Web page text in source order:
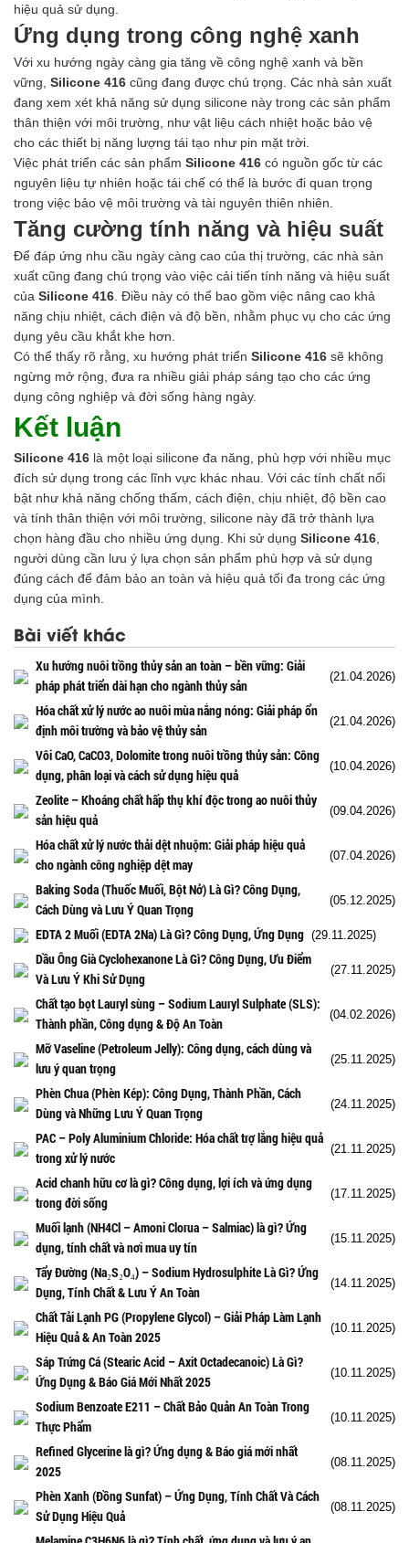
hiệu quả sử dụng.
Ứng dụng trong công nghệ xanh
Với xu hướng ngày càng gia tăng về công nghệ xanh và bền
vững, Silicone 416 cũng đang được chú trọng. Các nhà sản xuất
đang xem xét khả năng sử dụng silicone này trong các sản phẩm
thân thiện với môi trường, như vật liệu cách nhiệt hoặc bảo vệ
cho các thiết bị năng lượng tái tạo như pin mặt trời.
Việc phát triển các sản phẩm Silicone 416 có nguồn gốc từ các
nguyên liệu tự nhiên hoặc tái chế có thể là bước đi quan trọng
trong việc bảo vệ môi trường và tài nguyên thiên nhiên.
Tăng cường tính năng và hiệu suất
Để đáp ứng nhu cầu ngày càng cao của thị trường, các nhà sản
xuất cũng đang chú trọng vào việc cải tiến tính năng và hiệu suất
của Silicone 416 . Điều này có thể bao gồm việc nâng cao khả
năng chịu nhiệt, cách điện và độ bền, nhằm phục vụ cho các ứng
dụng yêu cầu khắt khe hơn.
Có thể thấy rõ rằng, xu hướng phát triển Silicone 416 sẽ không
ngừng mở rộng, đưa ra nhiều giải pháp sáng tạo cho các ứng
dụng công nghiệp và đời sống hàng ngày.
Kết luận
Silicone 416 là một loại silicone đa năng, phù hợp với nhiều mục
đích sử dụng trong các lĩnh vực khác nhau. Với các tính chất nổi
bật như khả năng chống thấm, cách điện, chịu nhiệt, độ bền cao
và tính thân thiện với môi trường, silicone này đã trở thành lựa
chọn hàng đầu cho nhiều ứng dụng. Khi sử dụng Silicone 416
người dùng cần lưu ý lựa chọn sản phẩm phù hợp và sử dụng
đúng cách để đảm bảo an toàn và hiệu quả tối đa trong các ứng
dụng của mình.
Bài viết khác
Xu hướng nuôi trồng thủy sản an toàn – bền vững: Giải
pháp phát triển dài hạn cho ngành thủy sản
(21.04.2026)
Hóa chất xử lý nước ao nuôi mùa nắng nóng: Giải pháp ổn
định môi trường và bảo vệ thủy sản
(21.04.2026)
Vôi CaO, CaCO3, Dolomite trong nuôi trồng thủy sản: Công
dụng, phân loại và cách sử dụng hiệu quả
(10.04.2026)
Zeolite – Khoáng chất hấp thụ khí độc trong ao nuôi thủy
sản hiệu quả
(09.04.2026)
Hóa chất xử lý nước thải dệt nhuộm: Giải pháp hiệu quả
cho ngành công nghiệp dệt may
(07.04.2026)
Baking Soda (Thuốc Muối, Bột Nở) Là Gì? Công Dụng,
Cách Dùng và Lưu Ý Quan Trọng
(05.12.2025)
EDTA 2 Muối (EDTA 2Na) Là Gì? Công Dụng, Ứng Dụng (29.11.2025)
Dầu Ông Già Cyclohexanone Là Gì? Công Dụng, Ưu Điểm
Và Lưu Ý Khi Sử Dụng
(27.11.2025)
Chất tạo bọt Lauryl sùng – Sodium Lauryl Sulphate (SLS):
Thành phần, Công dụng & Độ An Toàn
(04.02.2026)
Mỡ Vaseline (Petroleum Jelly): Công dụng, cách dùng và
lưu ý quan trọng
(25.11.2025)
Phèn Chua (Phèn Kép): Công Dụng, Thành Phần, Cách
Dùng và Những Lưu Ý Quan Trọng
(24.11.2025)
PAC – Poly Aluminium Chloride: Hóa chất trợ lắng hiệu quả
trong xử lý nước
(21.11.2025)
Acid chanh hữu cơ là gì? Công dụng, lợi ích và ứng dụng
trong đời sống
(17.11.2025)
Muối lạnh (NH4Cl – Amoni Clorua – Salmiac) là gì? Ứng
dụng, tính chất và nơi mua uy tín
(15.11.2025)
Tẩy Đường (Na₂S₂O₄) – Sodium Hydrosulphite Là Gì? Ứng
Dụng, Tính Chất & Lưu Ý An Toàn
(14.11.2025)
Chất Tải Lạnh PG (Propylene Glycol) – Giải Pháp Làm Lạnh
Hiệu Quả & An Toàn 2025
(10.11.2025)
Sáp Trứng Cá (Stearic Acid – Axit Octadecanoic) Là Gì?
Ứng Dụng & Báo Giá Mới Nhất 2025
(10.11.2025)
Sodium Benzoate E211 – Chất Bảo Quản An Toàn Trong
Thực Phẩm
(10.11.2025)
Refined Glycerine là gì? Ứng dụng & Báo giá mới nhất
2025
(08.11.2025)
Phèn Xanh (Đồng Sunfat) – Ứng Dụng, Tính Chất Và Cách
Sử Dụng Hiệu Quả
(08.11.2025)